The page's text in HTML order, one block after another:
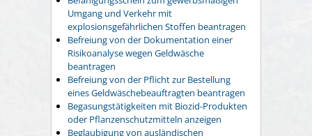
Umgang und Verkehr mit
explosionsgefährlichen Stoffen beantragen
Befreiung von der Dokumentation einer
Risikoanalyse wegen Geldwäsche
beantragen
Befreiung von der Pflicht zur Bestellung
eines Geldwäschebeauftragten beantragen
Begasungstätigkeiten mit Biozid-Produkten
oder Pflanzenschutzmitteln anzeigen
Beglaubigung von ausländischen